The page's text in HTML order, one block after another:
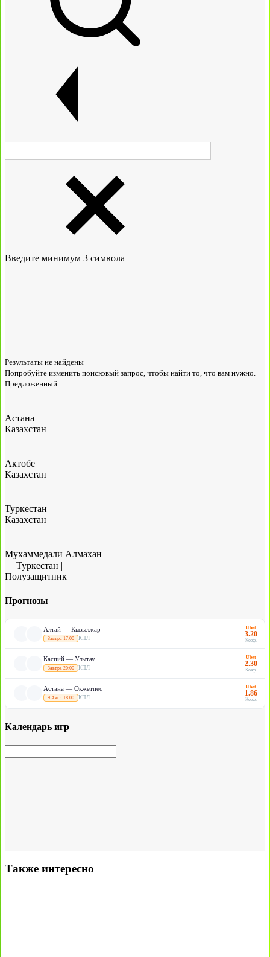
Введите минимум 3 символа
Результаты не найдены
Попробуйте изменить поисковый запрос, чтобы найти то, что вам нужно.
Предложенный
Астана
Казахстан
Актобе
Казахстан
Туркестан
Казахстан
Мухаммедали Алмахан
Туркестан |
Полузащитник
Прогнозы
Алтай — Кызылжар
Завтра 17:00 КПЛ
Ubet
3.20
Коэф.
Каспий — Улытау
Завтра 20:00 КПЛ
Ubet
2.30
Коэф.
Астана — Окжетпес
9 Авг · 18:00 КПЛ
Ubet
1.86
Коэф.
Календарь игр
Также интересно